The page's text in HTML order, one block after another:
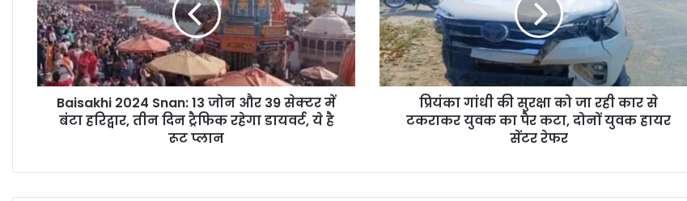
Baisakhi 2024 Snan: 13 जोन और 39 सेक्टर में
बंटा हरिद्वार, तीन दिन ट्रैफिक रहेगा डायवर्ट, ये है
रूट प्लान
प्रियंका गांधी की सुरक्षा को जा रही कार से
टकराकर युवक का पैर कटा, दोनों युवक हायर
सेंटर रेफर